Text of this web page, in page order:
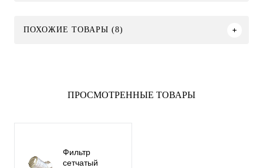
ПОХОЖИЕ ТОВАРЫ (8)
ПРОСМОТРЕННЫЕ ТОВАРЫ
Фильтр
сетчатый